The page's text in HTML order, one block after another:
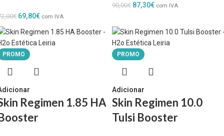
€ 69,80€ com IVA
90,00€ 87,30€ com IVA
PROMO
Regimen 1.85 HA
PROMO
Adicionar
Skin Regimen 10.0
Tulsi Booster